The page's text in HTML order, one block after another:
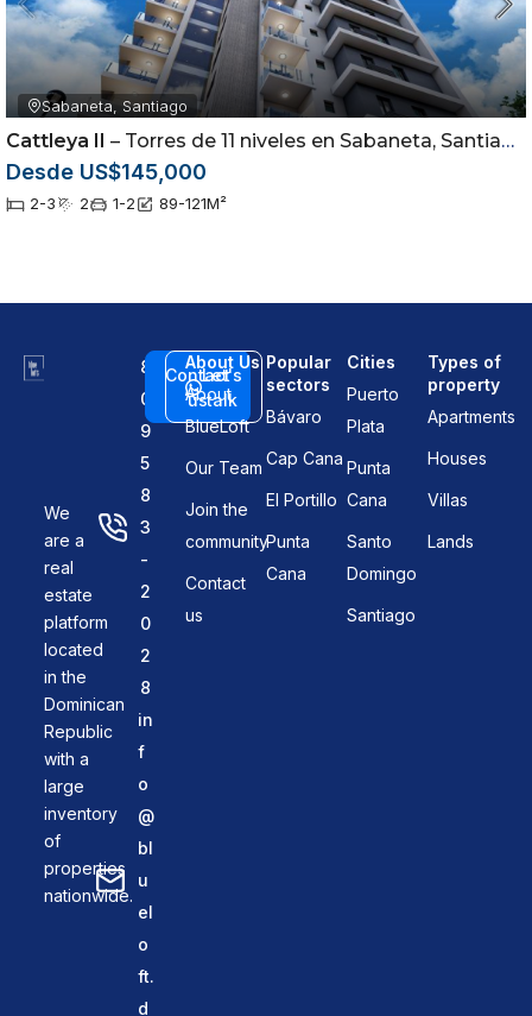
Sabaneta, Santiago
Cattleya II – Torres de 11 niveles en Sabaneta, Santiago
Desde US$145,000
2-3 2 1-2 89-121M²
We
are a
real
estate
platform
located
in the
Dominican
Republic
with a
large
inventory
of
properties
nationwide.
8
0
9
5
8
3
-
2
0
2
8
in
f
o
@
bl
u
el
o
ft.
d
Contact
us
Let's
talk
About Us
About
BlueLoft
Our Team
Join the
community
Contact
us
Popular
sectors
Bávaro
Cap Cana
El Portillo
Punta
Cana
Cities
Puerto
Plata
Punta
Cana
Santo
Domingo
Santiago
Types of
property
Apartments
Houses
Villas
Lands